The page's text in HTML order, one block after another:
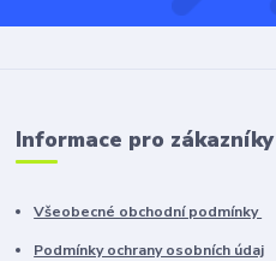
Informace pro zákazníky
Všeobecné obchodní podmínky
Podmínky ochrany osobních údaj